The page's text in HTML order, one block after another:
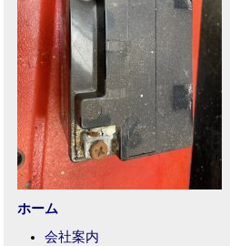
ホーム
会社案内